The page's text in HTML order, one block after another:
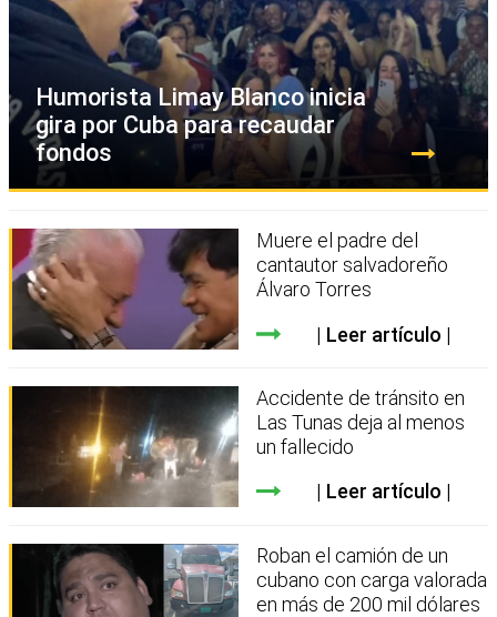
Humorista Limay Blanco inicia
gira por Cuba para recaudar
fondos
Muere el padre del
cantautor salvadoreño
Álvaro Torres
Leer artículo
Accidente de tránsito en
Las Tunas deja al menos
un fallecido
Leer artículo
Roban el camión de un
cubano con carga valorada
en más de 200 mil dólares